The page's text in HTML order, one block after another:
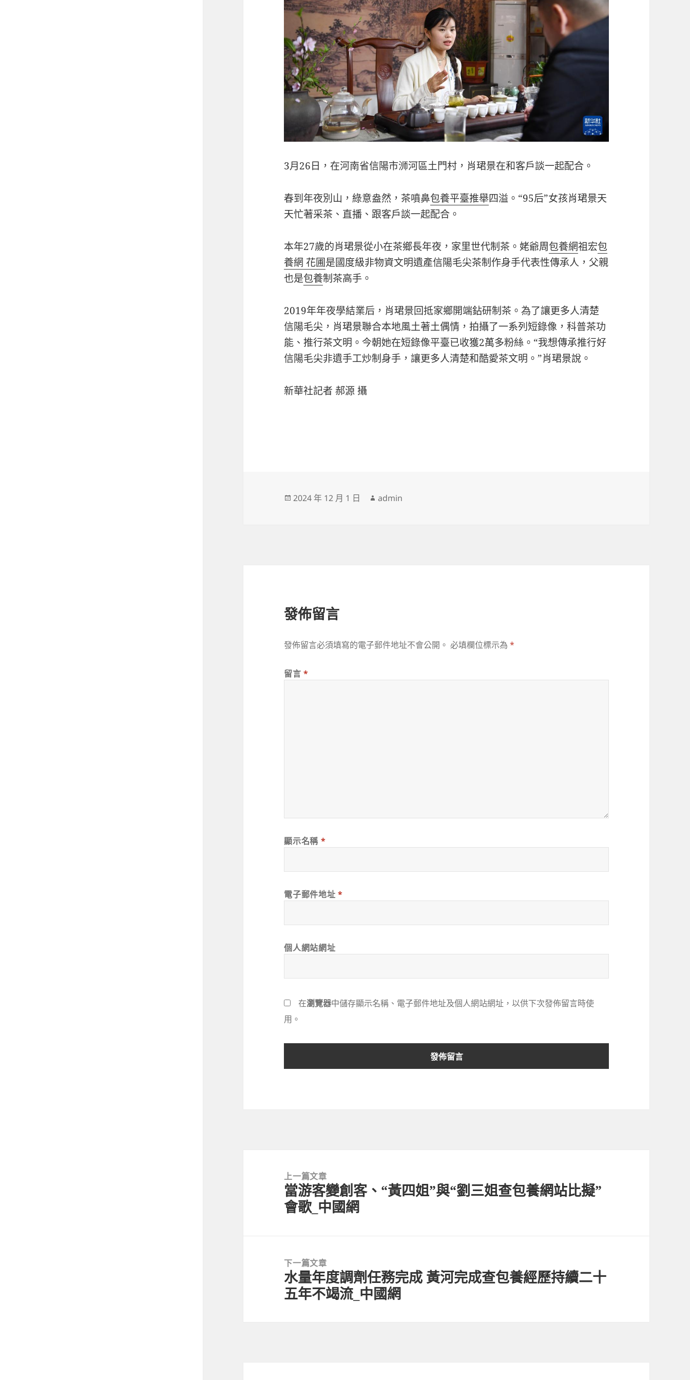
3月26日，在河南省信陽市浉河區土門村，肖珺景在和客戶談一起配合。
春到年夜別山，綠意盎然，茶噴鼻包養平臺推舉四溢。“95后”女孩肖珺景天
天忙著采茶、直播、跟客戶談一起配合。
本年27歲的肖珺景從小在茶鄉長年夜，家里世代制茶。姥爺周包養網祖宏包
養網 花圃是國度級非物資文明遺產信陽毛尖茶制作身手代表性傳承人，父親
也是包養制茶高手。
2019年年夜學結業后，肖珺景回抵家鄉開端鉆研制茶。為了讓更多人清楚
信陽毛尖，肖珺景聯合本地風土著土偶情，拍攝了一系列短錄像，科普茶功
能、推行茶文明。今朝她在短錄像平臺已收獲2萬多粉絲。“我想傳承推行好
信陽毛尖非遺手工炒制身手，讓更多人清楚和酷愛茶文明。”肖珺景說。
新華社記者 郝源 攝
發
2024 年 12 月 1 日
作
admin
發佈留言
發佈留言必須填寫的電子郵件地址不會公開。 必填欄位標示為*
留言*
顯示名稱 *
電子郵件地址 *
個人網站網址
在瀏覽器中儲存顯示名稱、電子郵件地址及個人網站網址，以供下次發佈留言時使
用。
上一篇文章
上
一
當游客變創客、“黃四姐”與“劉三姐查包養網站比擬”
會歌_中國網
下一篇文章
下
一
水量年度調劑任務完成 黃河完成查包養經歷持續二十
五年不竭流_中國網